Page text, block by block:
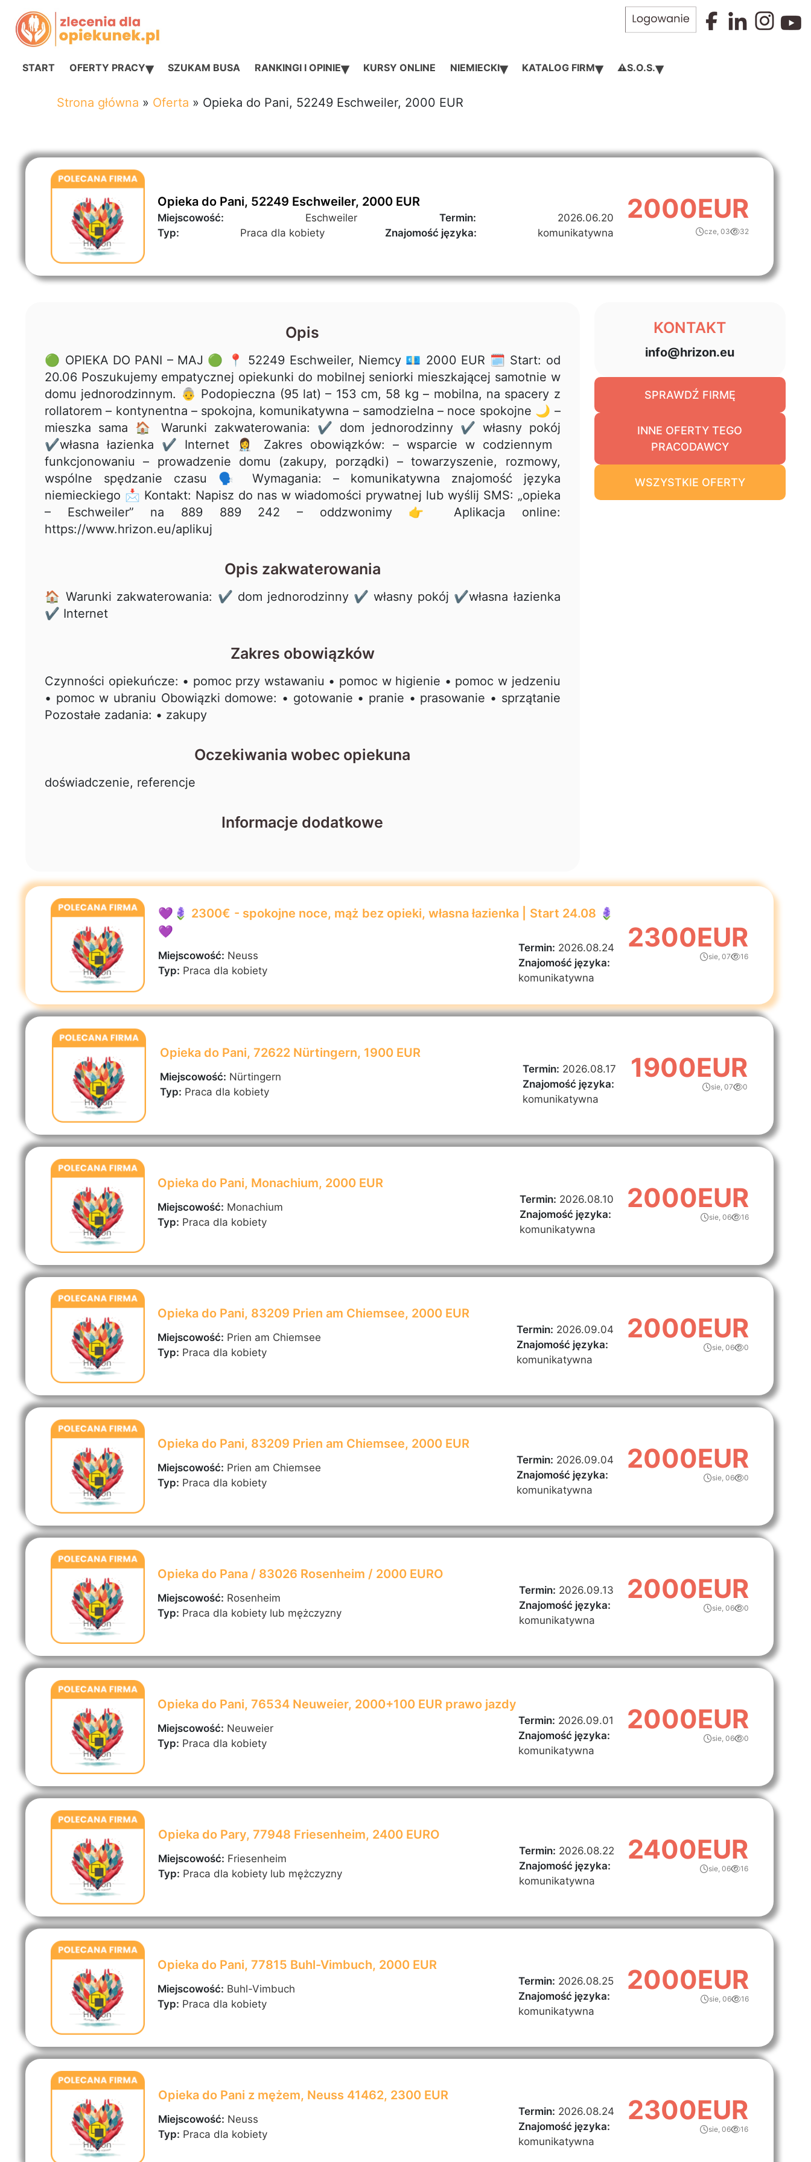
START OFERTY PRACY▾ SZUKAM BUSA RANKINGI I OPINIE▾ KURSY ONLINE NIEMIECKI▾ KATALOG FIRM▾ ⚠️S.O.S.▾
Strona główna » Oferta » Opieka do Pani, 52249 Eschweiler, 2000 EUR
Opieka do Pani, 52249 Eschweiler, 2000 EUR
Miejscowość: Eschweiler Termin:
2026.06.20
Typ:
Praca dla kobiety Znajomość języka: komunikatywna
2000EUR
cze, 03 32
Opis
🟢 OPIEKA DO PANI – MAJ 🟢 📍 52249 Eschweiler, Niemcy 💶 2000 EUR 🗓 Start: od
20.06 Poszukujemy empatycznej opiekunki do mobilnej seniorki mieszkającej samotnie w
domu jednorodzinnym. 👵 Podopieczna (95 lat) – 153 cm, 58 kg – mobilna, na spacery z
rollatorem – kontynentna – spokojna, komunikatywna – samodzielna – noce spokojne 🌙 –
mieszka sama 🏠 Warunki zakwaterowania: ✔ dom jednorodzinny ✔ własny pokój
✔własna łazienka ✔ Internet 👩‍⚕️ Zakres obowiązków: – wsparcie w codziennym
funkcjonowaniu – prowadzenie domu (zakupy, porządki) – towarzyszenie, rozmowy,
wspólne spędzanie czasu 🗣 Wymagania: – komunikatywna znajomość języka
niemieckiego 📩 Kontakt: Napisz do nas w wiadomości prywatnej lub wyślij SMS: „opieka
– Eschweiler” na 889 889 242 – oddzwonimy 👉 Aplikacja online:
https://www.hrizon.eu/aplikuj
Opis zakwaterowania
🏠 Warunki zakwaterowania: ✔ dom jednorodzinny ✔ własny pokój ✔własna łazienka
✔ Internet
Zakres obowiązków
Czynności opiekuńcze: • pomoc przy wstawaniu • pomoc w higienie • pomoc w jedzeniu
• pomoc w ubraniu Obowiązki domowe: • gotowanie • pranie • prasowanie • sprzątanie
Pozostałe zadania: • zakupy
Oczekiwania wobec opiekuna
doświadczenie, referencje
Informacje dodatkowe
KONTAKT
info@hrizon.eu
SPRAWDŹ FIRMĘ
INNE OFERTY TEGO
PRACODAWCY
WSZYSTKIE OFERTY
💜🪻 2300€ - spokojne noce, mąż bez opieki, własna łazienka | Start 24.08 🪻
💜
Miejscowość: Neuss
Typ: Praca dla kobiety
Termin: 2026.08.24
Znajomość języka:
komunikatywna
2300EUR
sie, 07 16
Opieka do Pani, 72622 Nürtingern, 1900 EUR
Miejscowość: Nürtingern
Typ: Praca dla kobiety
Termin: 2026.08.17
Znajomość języka:
komunikatywna
1900EUR
sie, 07 0
Opieka do Pani, Monachium, 2000 EUR
Miejscowość: Monachium
Typ: Praca dla kobiety
Termin: 2026.08.10
Znajomość języka:
komunikatywna
2000EUR
sie, 06 16
Opieka do Pani, 83209 Prien am Chiemsee, 2000 EUR
Miejscowość: Prien am Chiemsee
Typ: Praca dla kobiety
Termin: 2026.09.04
Znajomość języka:
komunikatywna
2000EUR
sie, 06 0
Opieka do Pani, 83209 Prien am Chiemsee, 2000 EUR
Miejscowość: Prien am Chiemsee
Typ: Praca dla kobiety
Termin: 2026.09.04
Znajomość języka:
komunikatywna
2000EUR
sie, 06 0
Opieka do Pana / 83026 Rosenheim / 2000 EURO
Miejscowość: Rosenheim
Typ: Praca dla kobiety lub mężczyzny
Termin: 2026.09.13
Znajomość języka:
komunikatywna
2000EUR
sie, 06 0
Opieka do Pani, 76534 Neuweier, 2000+100 EUR prawo jazdy
Miejscowość: Neuweier
Typ: Praca dla kobiety
Termin: 2026.09.01
Znajomość języka:
komunikatywna
2000EUR
sie, 06 0
Opieka do Pary, 77948 Friesenheim, 2400 EURO
Miejscowość: Friesenheim
Typ: Praca dla kobiety lub mężczyzny
Termin: 2026.08.22
Znajomość języka:
komunikatywna
2400EUR
sie, 06 16
Opieka do Pani, 77815 Buhl-Vimbuch, 2000 EUR
Miejscowość: Buhl-Vimbuch
Typ: Praca dla kobiety
Termin: 2026.08.25
Znajomość języka:
komunikatywna
2000EUR
sie, 06 16
Opieka do Pani z mężem, Neuss 41462, 2300 EUR
Miejscowość: Neuss
Typ: Praca dla kobiety
Termin: 2026.08.24
Znajomość języka:
komunikatywna
2300EUR
sie, 06 16